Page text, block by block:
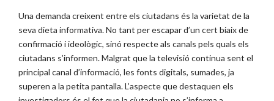
Una demanda creixent entre els ciutadans és la varietat de la
seva dieta informativa. No tant per escapar d’un cert biaix de
confirmació i ideològic, sinó respecte als canals pels quals els
ciutadans s’informen. Malgrat que la televisió continua sent el
principal canal d’informació, les fonts digitals, sumades, ja
superen a la petita pantalla. L’aspecte que destaquen els